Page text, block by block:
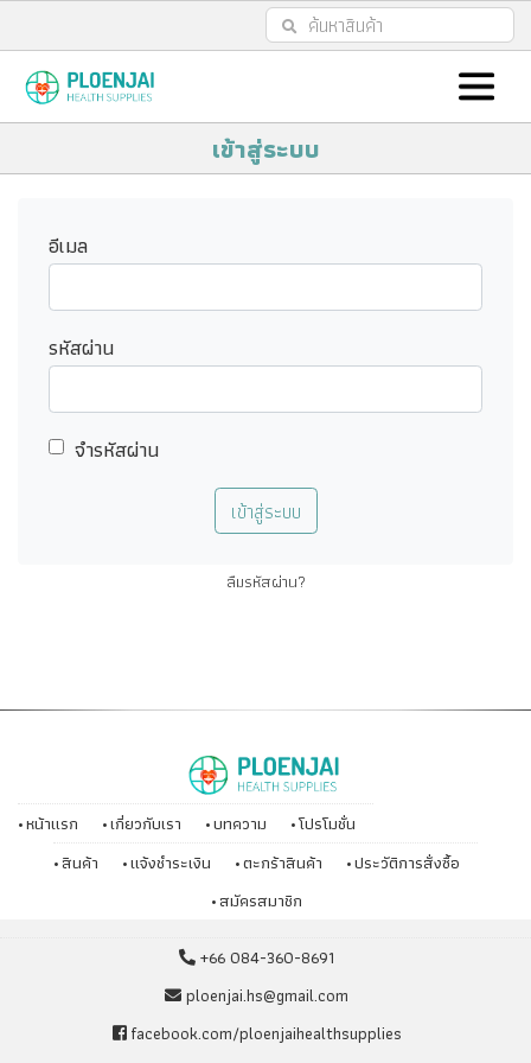
เข้าสู่ระบบ
อีเมล
รหัสผ่าน
จำรหัสผ่าน
เข้าสู่ระบบ
ลืมรหัสผ่าน?
หน้าแรก เกี่ยวกับเรา บทความ
โปรโมชั่น
สินค้า
แจ้งชำระเงิน ตะกร้าสินค้า
ประวัติการสั่งซื้อ
สมัครสมาชิก
+66 084-360-8691
ploenjai.hs@gmail.com
facebook.com/ploenjaihealthsupplies